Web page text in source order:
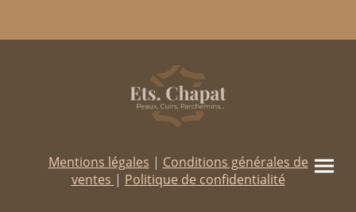
Mentions légales | Conditions générales de
ventes | Politique de confidentialité